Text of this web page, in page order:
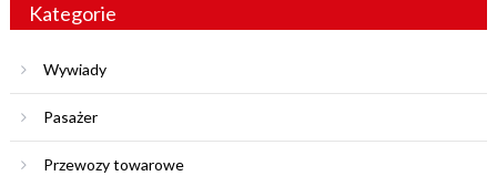
Kategorie
Wywiady
Pasażer
Przewozy towarowe